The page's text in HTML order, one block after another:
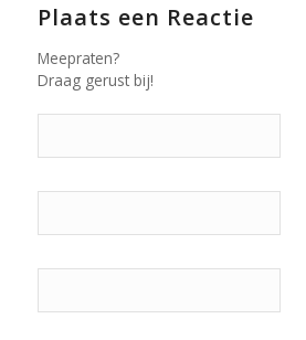
Plaats een Reactie
Meepraten?
Draag gerust bij!